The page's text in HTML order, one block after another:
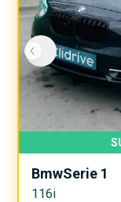
BmwSerie 1
116i